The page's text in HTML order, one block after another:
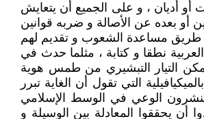
أو أديان ، و على الجميع أن يتعايش
أو بعده عن الأصالة و ضربه قوانين
طريق مساعدة الشعوب و تقديم لهم
نطقا و كتابة ، مثلما حدث في
تمكن التيار التبشيري من طمس هوية
التي تقول أن الغاية تبرر
ينشرون الوعي في الوسط الإسلامي
يحققوا المعادلة بين الوسيلة و